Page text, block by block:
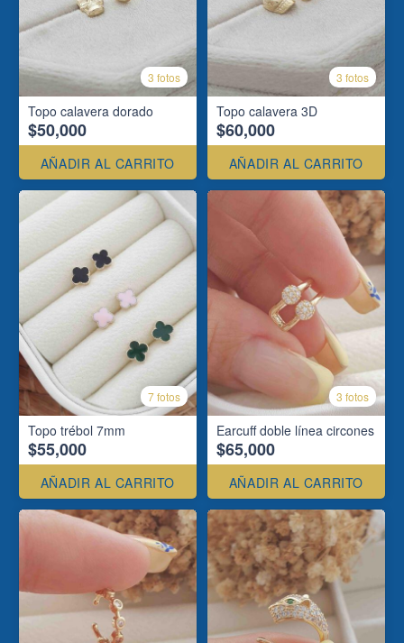
3 fotos
Topo calavera dorado
$50,000
AÑADIR AL CARRITO
3 fotos
Topo calavera 3D
$60,000
AÑADIR AL CARRITO
7 fotos
Topo trébol 7mm
$55,000
AÑADIR AL CARRITO
3 fotos
Earcuff doble línea circones
$65,000
AÑADIR AL CARRITO